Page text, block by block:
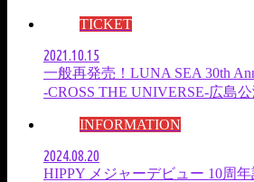
TICKET
2021.10.15
一般再発売！LUNA SEA 30th
-CROSS THE UNIVERSE-広島
INFORMATION
2024.08.20
HIPPY メジャーデビュー 10周